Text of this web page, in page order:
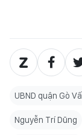
UBND quận Gò
Nguyễn Trí Dũng